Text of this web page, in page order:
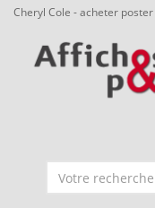
Cheryl Cole - acheter poster